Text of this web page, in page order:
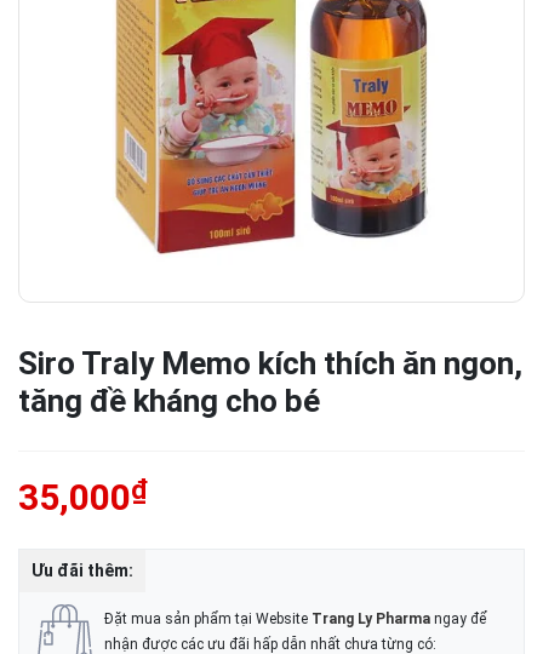
Siro Traly Memo kích thích ăn ngon,
tăng đề kháng cho bé
35,000₫
Ưu đãi thêm:
Đặt mua sản phẩm tại Website Trang Ly Pharma ngay để
nhận được các ưu đãi hấp dẫn nhất chưa từng có: